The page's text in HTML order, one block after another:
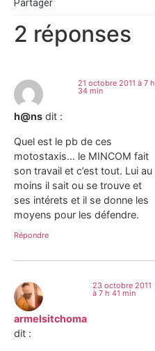
Partager
2 réponses
h@ns dit :
21 octobre 2011 à 7 h
34 min
Quel est le pb de ces
motostaxis… le MINCOM fait
son travail et c’est tout. Lui au
moins il sait ou se trouve et
ses intérets et il se donne les
moyens pour les défendre.
Répondre
armelsitchoma
dit :
23 octobre 2011
à 7 h 41 min